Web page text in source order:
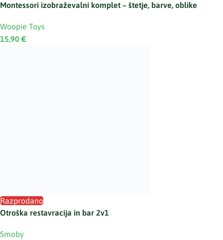
Montessori izobraževalni komplet – štetje, barve, oblike
Woopie Toys
15,90 €
Razprodano
Otroška restavracija in bar 2v1
Smoby